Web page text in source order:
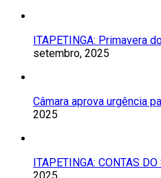
ITAPETINGA: Primavera
setembro, 2025
Câmara aprova urgência
2025
ITAPETINGA: CONTAS